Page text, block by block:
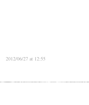
2012/06/27 at 12:55